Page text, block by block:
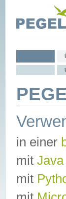
in einer
mit Java
mit